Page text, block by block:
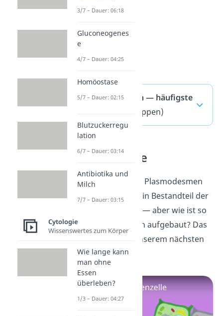
Plasmodesmen — häufigste
(ausklappen)
Pflanzenzelle
Du weißt jetzt, was Plasmodesmen
sind und dass sie ein Bestandteil der
sind — aber wie ist so
eine Zelle eigentlich aufgebaut? Das
zeigen wir dir in unserem nächsten
Beitrag.
3/7 – Dauer: 06:18
Gluconeogenes
e
4/7 – Dauer: 04:25
Homöostase
5/7 – Dauer: 02:15
Blutzuckerregu
lation
6/7 – Dauer: 03:14
Antibiotika und
Milch
7/7 – Dauer: 03:15
Cytologie
Wissenswertes zum Körper
Wie lange kann
man ohne
Essen
überleben?
1/3 – Dauer: 04:27